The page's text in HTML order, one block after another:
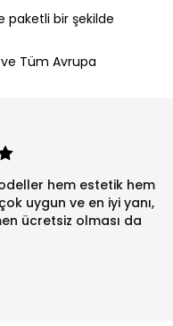
paketli bir şekilde
Tüm Avrupa
hem estetik hem
uygun ve en iyi yanı,
ücretsiz olması da